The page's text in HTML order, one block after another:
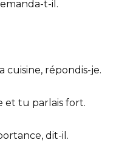
t-il.
cuisine, répondis-je.
et tu parlais fort.
dit-il.